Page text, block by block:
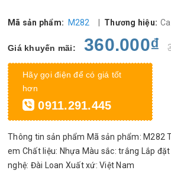
Mã sản phẩm: M282 Thương hiệu:
Giá khuyến mãi: 360.000₫
Hãy gọi điện để có giá tốt
hơn
0911.291.445
Thông tin sản phẩm Mã sản phẩm: M282
em Chất liệu: Nhựa Màu sắc: trắng Lắp
nghệ: Đài Loan Xuất xứ: Việt Nam